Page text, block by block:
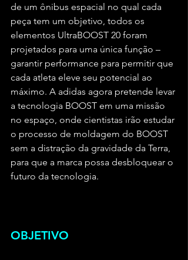
de um ônibus espacial no qual cada
peça tem um objetivo, todos os
elementos UltraBOOST 20 foram
projetados para uma única função –
garantir performance para permitir que
cada atleta eleve seu potencial ao
máximo. A adidas agora pretende levar
a tecnologia BOOST em uma missão
no espaço, onde cientistas irão estudar
o processo de moldagem do BOOST
sem a distração da gravidade da Terra,
para que a marca possa desbloquear o
futuro da tecnologia.
OBJETIVO